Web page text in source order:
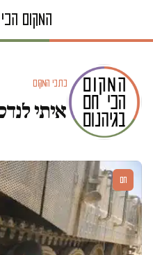
כתבי המקום
איתי
חם